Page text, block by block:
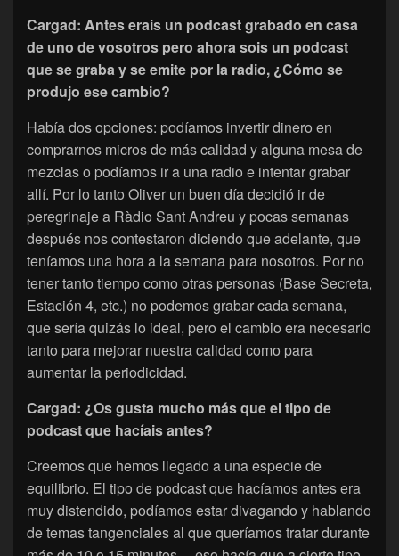
Cargad: Antes erais un podcast grabado en casa
de uno de vosotros pero ahora sois un podcast
que se graba y se emite por la radio, ¿Cómo se
produjo ese cambio?
Había dos opciones: podíamos invertir dinero en
comprarnos micros de más calidad y alguna mesa de
mezclas o podíamos ir a una radio e intentar grabar
allí. Por lo tanto Oliver un buen día decidió ir de
peregrinaje a Ràdio Sant Andreu y pocas semanas
después nos contestaron diciendo que adelante, que
teníamos una hora a la semana para nosotros. Por no
tener tanto tiempo como otras personas (Base Secreta,
Estación 4, etc.) no podemos grabar cada semana,
que sería quizás lo ideal, pero el cambio era necesario
tanto para mejorar nuestra calidad como para
aumentar la periodicidad.
Cargad: ¿Os gusta mucho más que el tipo de
podcast que hacíais antes?
Creemos que hemos llegado a una especie de
equilibrio. El tipo de podcast que hacíamos antes era
muy distendido, podíamos estar divagando y hablando
de temas tangenciales al que queríamos tratar durante